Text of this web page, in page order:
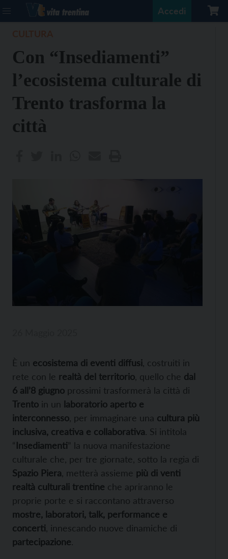
Accedi
Con “Insediamenti”
l’ecosistema culturale di
Trento trasforma la
città
È un ecosistema di eventi diffusi , costruiti in
rete con le realtà del territorio , quello che dal
6 all’8 giugno prossimi trasformerà la città di
Trento in un laboratorio aperto e
interconnesso , per immaginare una cultura più
inclusiva, creativa e collaborativa. Si intitola
“Insediamenti” la nuova manifestazione
culturale che, per tre giornate, sotto la regia di
Spazio Piera , metterà assieme più di venti
realtà culturali trentine che apriranno le
proprie porte e si raccontano attraverso
mostre, laboratori, talk, performance e
concerti , innescando nuove dinamiche di
partecipazione.